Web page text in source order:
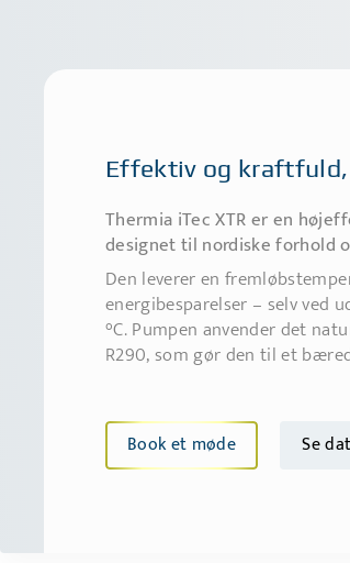
Effektiv og
Thermia iTec XTR er en
designet til nordiske forhold
Den leverer en
energibesparelser – selv ved
°C. Pumpen anvender det
R290, som gør den til et
Book et møde Se